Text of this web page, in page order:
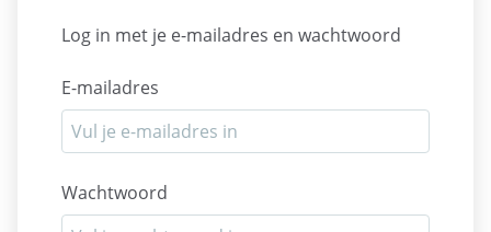
Log in met je e-mailadres en wachtwoord
E-mailadres
Wachtwoord